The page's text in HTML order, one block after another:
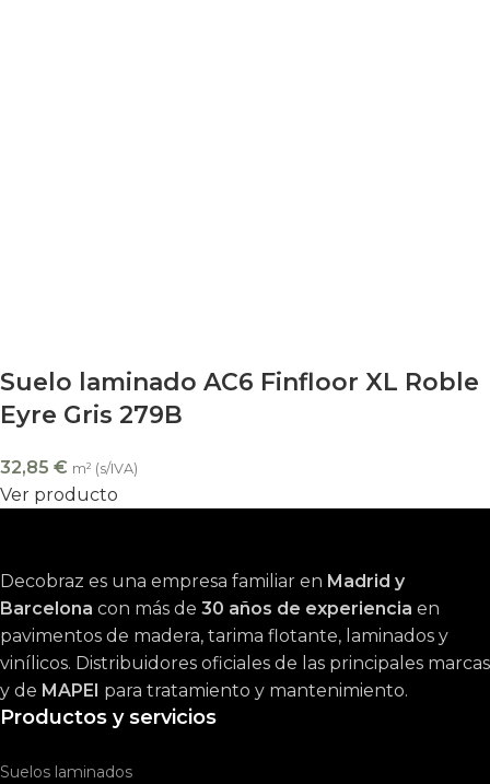
Suelo laminado AC6 Finfloor XL Roble
Eyre Gris 279B
32,85 € m² (s/IVA)
Ver producto
Decobraz es una empresa familiar en Madrid y
Barcelona con más de 30 años de experiencia en
pavimentos de madera, tarima flotante, laminados y
vinílicos. Distribuidores oficiales de las principales marcas
y de MAPEI para tratamiento y mantenimiento.
Productos y servicios
Suelos laminados